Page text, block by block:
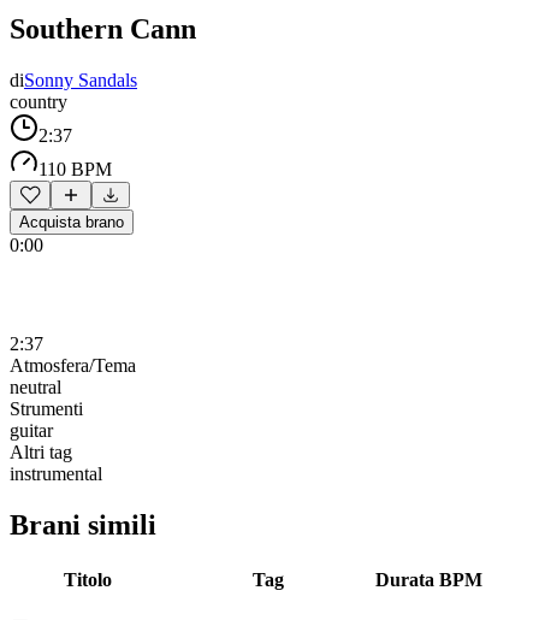
Southern Cann
diSonny Sandals
country
2:37
110 BPM
Acquista brano
0:00
2:37
Atmosfera/Tema
neutral
Strumenti
guitar
Altri tag
instrumental
Brani simili
Titolo Tag Durata BPM